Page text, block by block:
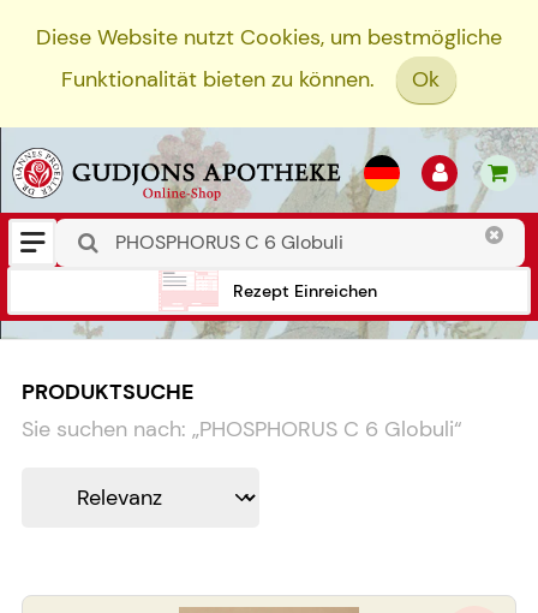
Diese Website nutzt Cookies, um bestmögliche
Funktionalität bieten zu können.
Ok
Rezept Einreichen
PRODUKTSUCHE
Sie suchen nach: „PHOSPHORUS C 6 Globuli“